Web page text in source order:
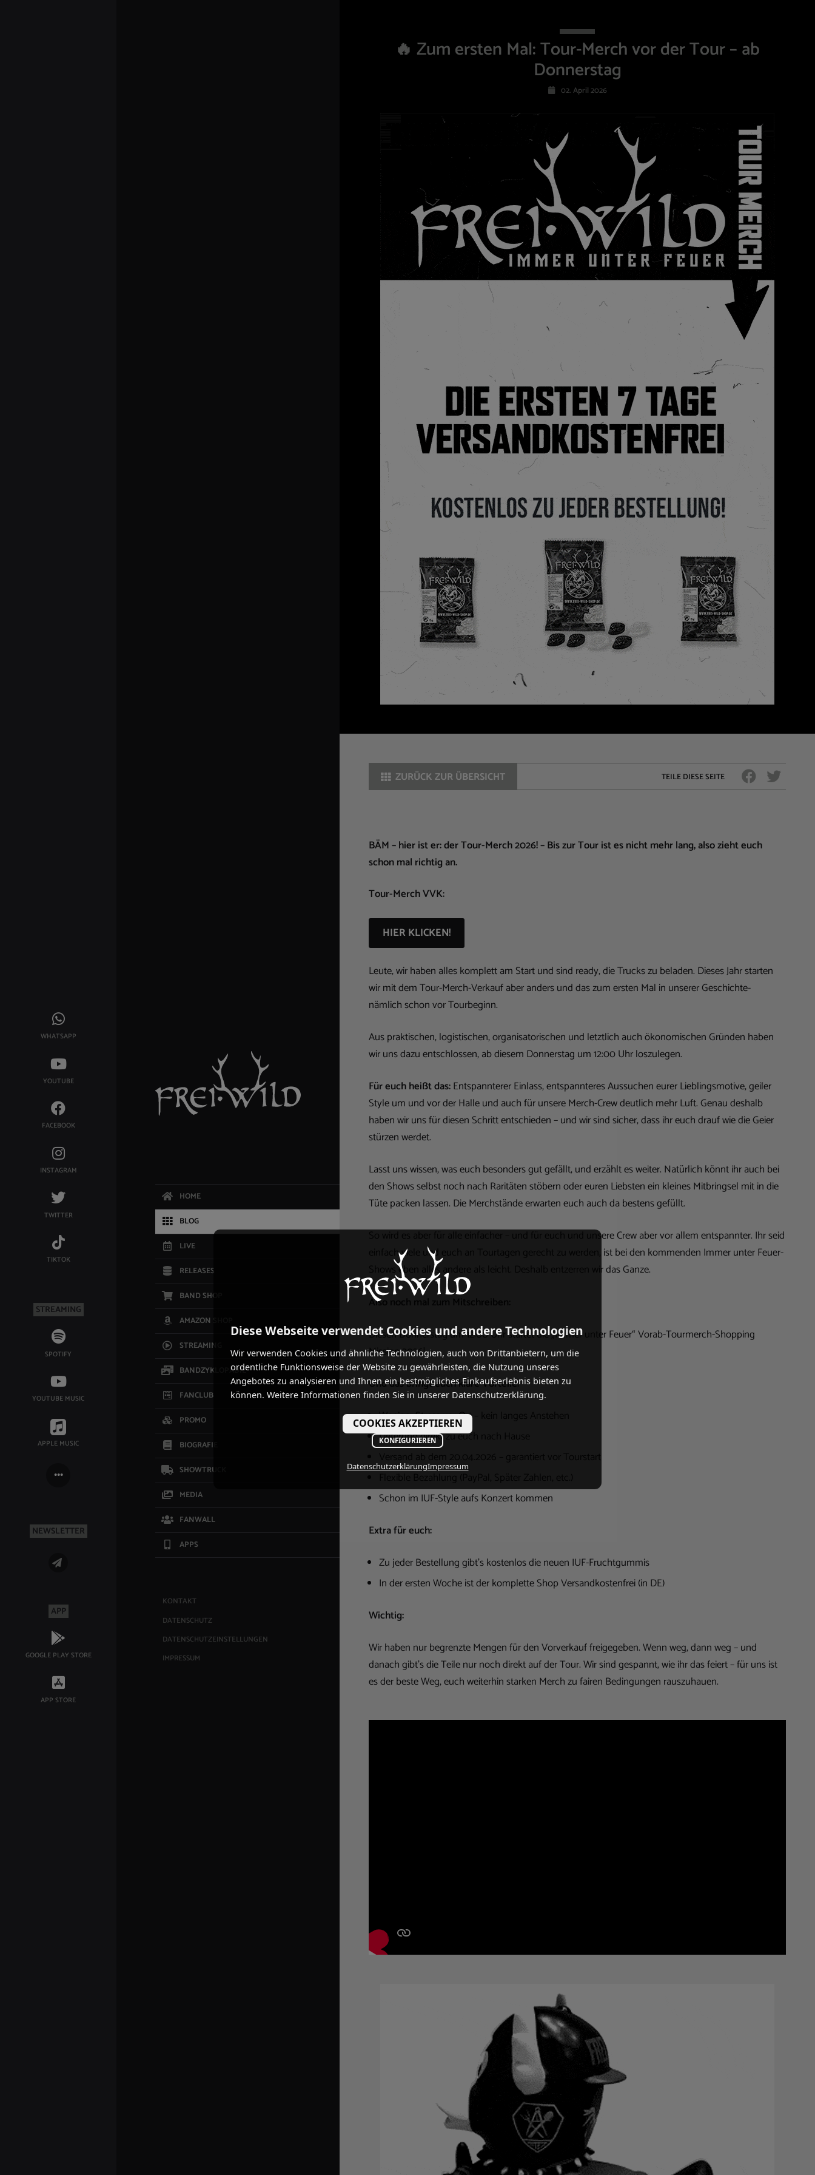
WHATSAPP
YOUTUBE
FACEBOOK
INSTAGRAM
TWITTER
TIKTOK
STREAMING
SPOTIFY
YOUTUBE MUSIC
APPLE MUSIC
NEWSLETTER
APP
GOOGLE PLAY STORE
APP STORE
HOME
BLOG
LIVE
RELEASES
BAND SHOP
AMAZON SHOP
STREAMING
BANDZYKLOPÄDIE
FANCLUB
PROMO
BIOGRAFIE
SHOWTRUCK
MEDIA
FANWALL
APPS
KONTAKT
DATENSCHUTZ
DATENSCHUTZEINSTELLUNGEN
IMPRESSUM
🔥 Zum ersten Mal: Tour-Merch vor der Tour – ab
Donnerstag
02. April 2026
ZURÜCK ZUR ÜBERSICHT TEILE DIESE SEITE
BÄM – hier ist er: der Tour-Merch 2026! – Bis zur Tour ist es nicht mehr lang, also zieht euch
schon mal richtig an.
Tour-Merch VVK:
HIER KLICKEN!
Leute, wir haben alles komplett am Start und sind ready, die Trucks zu beladen. Dieses Jahr starten
wir mit dem Tour-Merch-Verkauf aber anders und das zum ersten Mal in unserer Geschichte-
nämlich schon vor Tourbeginn.
Aus praktischen, logistischen, organisatorischen und letztlich auch ökonomischen Gründen haben
wir uns dazu entschlossen, ab diesem Donnerstag um 12:00 Uhr loszulegen.
Für euch heißt das:Entspannterer Einlass, entspannteres Aussuchen eurer Lieblingsmotive, geiler
Style um und vor der Halle und auch für unsere Merch-Crew deutlich mehr Luft. Genau deshalb
haben wir uns für diesen Schritt entschieden – und wir sind sicher, dass ihr euch drauf wie die Geier
stürzen werdet.
Lasst uns wissen, was euch besonders gut gefällt, und erzählt es weiter. Natürlich könnt ihr auch bei
den Shows selbst noch nach Raritäten stöbern oder euren Liebsten ein kleines Mitbringsel mit in die
Tüte packen lassen. Die Merchstände erwarten euch auch da bestens gefüllt.
So wird es aber für alle einfacher – und für euch und unsere Crew aber vor allem entspannter. Ihr seid
einfach viele und euch an Tourtagen gerecht zu werden, ist bei den kommenden Immer unter Feuer-
Shows eben alles andere als leicht. Deshalb entzerren wir das Ganze.
Also noch mal zum Mitschreiben:
Diesen Donnerstag um 12:00 Uhr startet die „Immer unter Feuer“ Vorab-Tourmerch-Shopping
Mission 2026!
Und das bringt euch klare Vorteile:
Weniger Stress vor Ort – kein langes Anstehen
Lieferung direkt zu euch nach Hause
Schon im IUF-Style aufs Konzert kommen
Extra für euch:
Zu jeder Bestellung gibt’s kostenlos die neuen IUF-Fruchtgummis
In der ersten Woche ist der komplette Shop Versandkostenfrei (in DE)
Wichtig:
Wir haben nur begrenzte Mengen für den Vorverkauf freigegeben. Wenn weg, dann weg – und
danach gibt’s die Teile nur noch direkt auf der Tour. Wir sind gespannt, wie ihr das feiert – für uns ist
es der beste Weg, euch weiterhin starken Merch zu fairen Bedingungen rauszuhauen.
Diese Webseite verwendet Cookies und andere Technologien
Wir verwenden Cookies und ähnliche Technologien, auch von Drittanbietern, um die
ordentliche Funktionsweise der Website zu gewährleisten, die Nutzung unseres
Angebotes zu analysieren und Ihnen ein bestmögliches Einkaufserlebnis bieten zu
können. Weitere Informationen finden Sie in unserer Datenschutzerklärung.
COOKIES AKZEPTIEREN
KONFIGURIEREN
DatenschutzerklärungImpressum